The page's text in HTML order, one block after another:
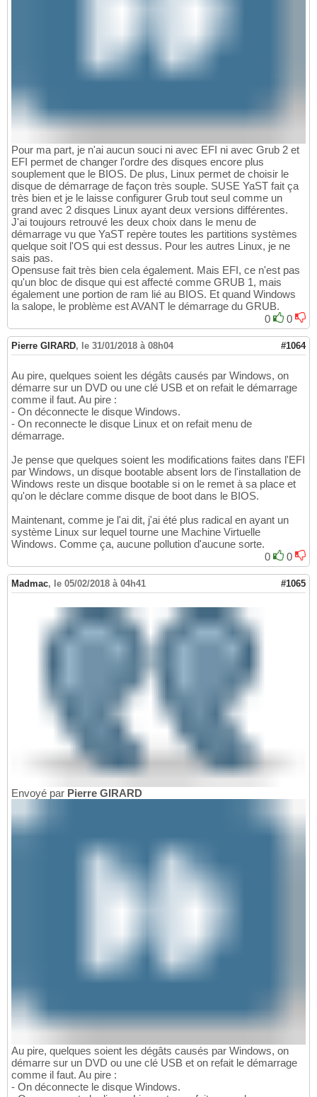
Pour ma part, je n'ai aucun souci ni avec EFI ni avec Grub 2 et
EFI permet de changer l'ordre des disques encore plus
souplement que le BIOS. De plus, Linux permet de choisir le
disque de démarrage de façon très souple. SUSE YaST fait ça
très bien et je le laisse configurer Grub tout seul comme un
grand avec 2 disques Linux ayant deux versions différentes.
J'ai toujours retrouvé les deux choix dans le menu de
démarrage vu que YaST repère toutes les partitions systèmes
quelque soit l'OS qui est dessus. Pour les autres Linux, je ne
sais pas.
Opensuse fait très bien cela également. Mais EFI, ce n'est pas
qu'un bloc de disque qui est affecté comme GRUB 1, mais
également une portion de ram lié au BIOS. Et quand Windows
la salope, le problème est AVANT le démarrage du GRUB.
0
0
Pierre GIRARD, le 31/01/2018 à 08h04 #1064
Au pire, quelques soient les dégâts causés par Windows, on
démarre sur un DVD ou une clé USB et on refait le démarrage
comme il faut. Au pire :
- On déconnecte le disque Windows.
- On reconnecte le disque Linux et on refait menu de
démarrage.
Je pense que quelques soient les modifications faites dans l'EFI
par Windows, un disque bootable absent lors de l'installation de
Windows reste un disque bootable si on le remet à sa place et
qu'on le déclare comme disque de boot dans le BIOS.
Maintenant, comme je l'ai dit, j'ai été plus radical en ayant un
système Linux sur lequel tourne une Machine Virtuelle
Windows. Comme ça, aucune pollution d'aucune sorte.
0
0
Madmac, le 05/02/2018 à 04h41 #1065
Envoyé par Pierre GIRARD
Au pire, quelques soient les dégâts causés par Windows, on
démarre sur un DVD ou une clé USB et on refait le démarrage
comme il faut. Au pire :
- On déconnecte le disque Windows.